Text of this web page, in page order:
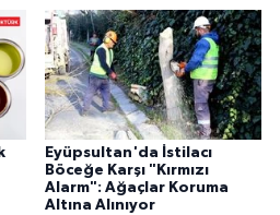
Eyüpsultan'da İstilacı
Böceğe Karşı "Kırmızı
Alarm": Ağaçlar Koruma
Altına Alınıyor